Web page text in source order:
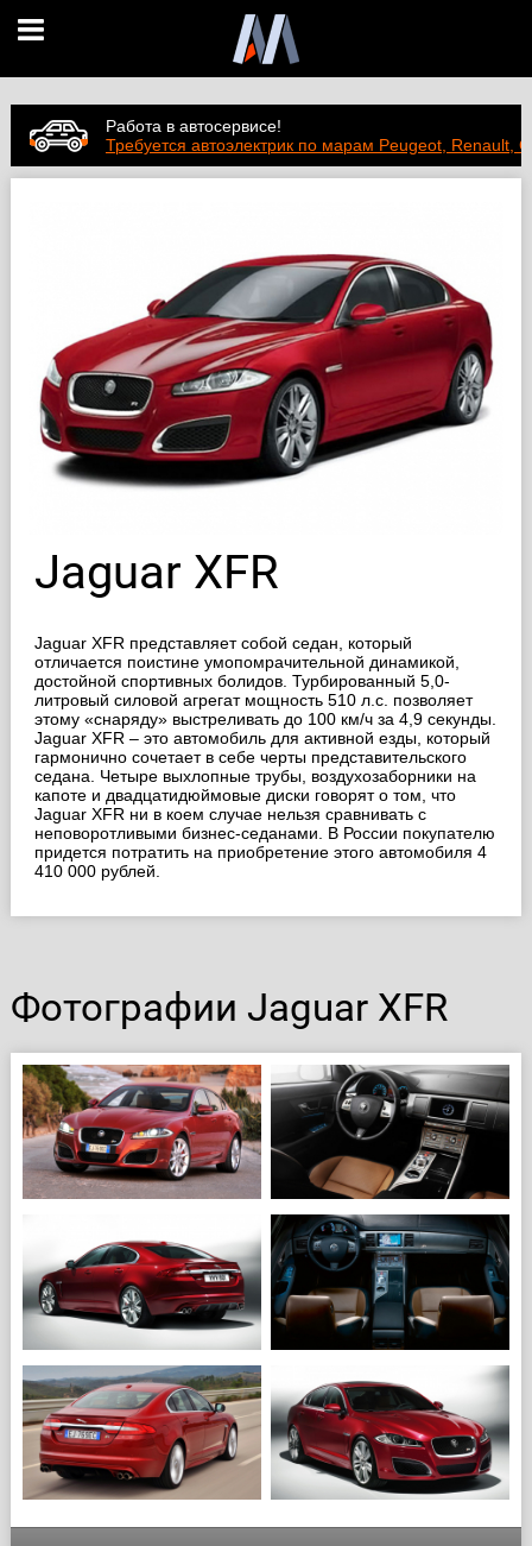
Работа в автосервисе!
Требуется автоэлектрик по марам Peugeot, Renault,
Jaguar XFR
Jaguar XFR представляет собой седан, который
отличается поистине умопомрачительной динамикой,
достойной спортивных болидов. Турбированный 5,0-
литровый силовой агрегат мощность 510 л.с. позволяет
этому «снаряду» выстреливать до 100 км/ч за 4,9 секунды.
Jaguar XFR – это автомобиль для активной езды, который
гармонично сочетает в себе черты представительского
седана. Четыре выхлопные трубы, воздухозаборники на
капоте и двадцатидюймовые диски говорят о том, что
Jaguar XFR ни в коем случае нельзя сравнивать с
неповоротливыми бизнес-седанами. В России покупателю
придется потратить на приобретение этого автомобиля 4
410 000 рублей.
Фотографии Jaguar XFR